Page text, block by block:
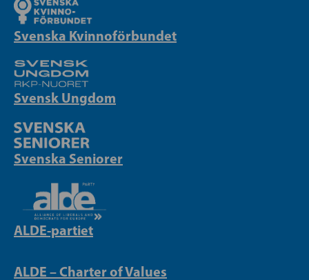
Svenska Kvinnoförbundet
Svensk Ungdom
Svenska Seniorer
ALDE-partiet
ALDE – Charter of Values